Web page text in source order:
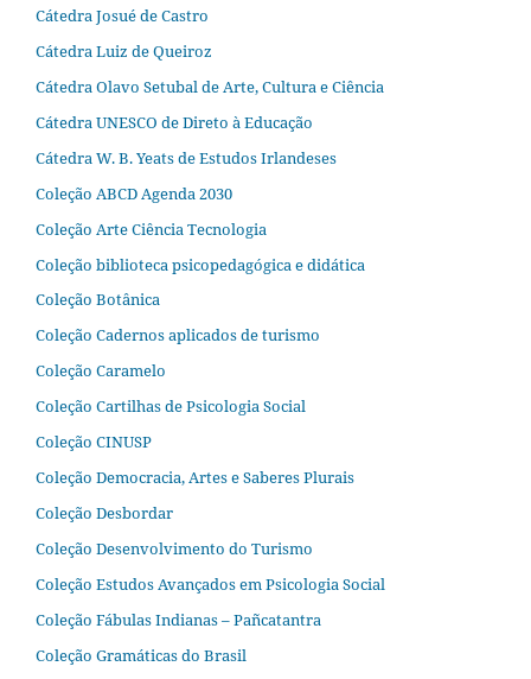
Cátedra Josué de Castro
Cátedra Luiz de Queiroz
Cátedra Olavo Setubal de Arte, Cultura e Ciência
Cátedra UNESCO de Direto à Educação
Cátedra W. B. Yeats de Estudos Irlandeses
Coleção ABCD Agenda 2030
Coleção Arte Ciência Tecnologia
Coleção biblioteca psicopedagógica e didática
Coleção Botânica
Coleção Cadernos aplicados de turismo
Coleção Caramelo
Coleção Cartilhas de Psicologia Social
Coleção CINUSP
Coleção Democracia, Artes e Saberes Plurais
Coleção Desbordar
Coleção Desenvolvimento do Turismo
Coleção Estudos Avançados em Psicologia Social
Coleção Fábulas Indianas – Pañcatantra
Coleção Gramáticas do Brasil